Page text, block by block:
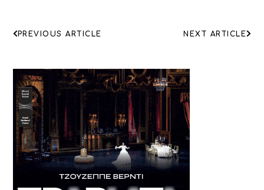
ΠΛΟΗΓΗΣΗ
NEXT ARTICLE
PREVIOUS ARTICLE